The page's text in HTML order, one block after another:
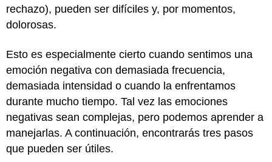
rechazo), pueden ser difíciles y, por momentos,
dolorosas.
Esto es especialmente cierto cuando sentimos una
emoción negativa con demasiada frecuencia,
demasiada intensidad o cuando la enfrentamos
durante mucho tiempo. Tal vez las emociones
negativas sean complejas, pero podemos aprender a
manejarlas. A continuación, encontrarás tres pasos
que pueden ser útiles.